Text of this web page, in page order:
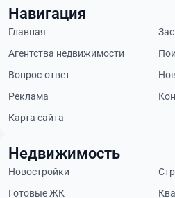
Навигация
Главная
Агентства недвижимости
Вопрос-ответ
Реклама
Карта сайта
Недвижимость
Новостройки
Готовые ЖК